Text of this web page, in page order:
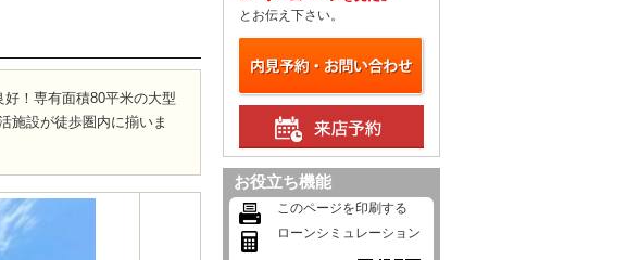
好！専有面積80平米の大型
施設が徒歩圏内に揃いま
とお伝え下さい。
お役立ち機能
このページを印刷する
ローンシミュレーション